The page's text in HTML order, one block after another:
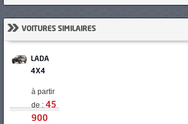
» VOITURES SIMILAIRES
LADA
4X4
à partir
de : 45
900